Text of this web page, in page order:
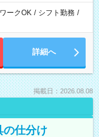
ークOK / シフト勤務 /
詳細へ
掲載日：2026.08.08
の仕分け